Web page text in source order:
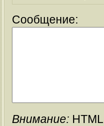
Сообщение:
Внимание: